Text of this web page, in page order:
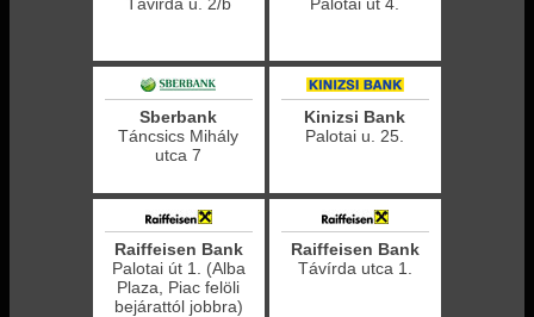
Sberbank
Táncsics Mihály
utca 7
Kinizsi Bank
Palotai u. 25.
Raiffeisen Bank
Palotai út 1. (Alba
Plaza, Piac felöli
bejárattól jobbra)
Raiffeisen Bank
Távírda utca 1.